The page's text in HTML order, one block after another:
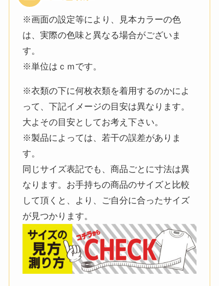
※画面の設定等により、見本カラーの色
は、実際の色味と異なる場合がございま
す。
※単位はｃｍです。
※衣類の下に何枚衣類を着用するのかによ
って、下記イメージの目安は異なります。
大よその目安としてお考え下さい。
※製品によっては、若干の誤差がありま
す。
同じサイズ表記でも、商品ごとに寸法は異
なります。お手持ちの商品のサイズと比較
して頂くと、より、ご自分に合ったサイズ
が見つかります。